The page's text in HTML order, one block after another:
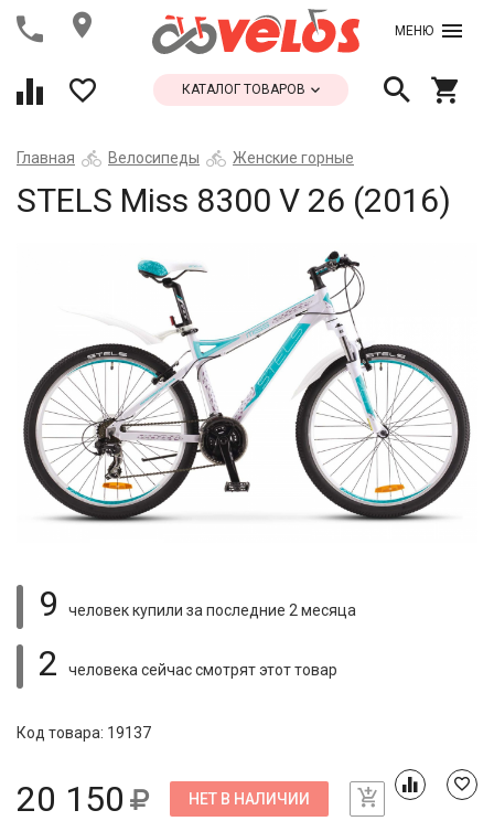
МЕНЮ
КАТАЛОГ ТОВАРОВ
Главная Велосипеды Женские горные
STELS Miss 8300 V 26 (2016)
9 человек купили за последние 2 месяца
2 человека сейчас смотрятэтот товар
Код товара: 19137
20 150 НЕТ В НАЛИЧИИ